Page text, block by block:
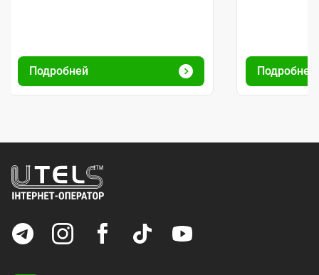
Подробней Подробней